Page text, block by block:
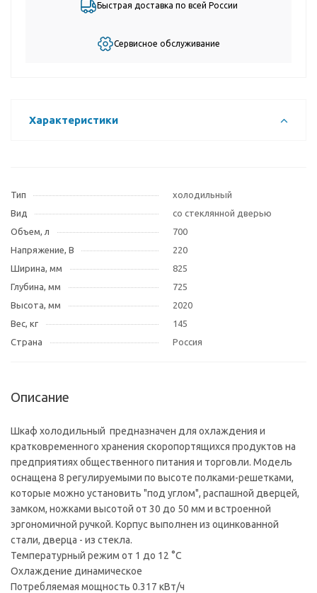
Быстрая доставка по всей России
Сервисное обслуживание
Характеристики
Тип
холодильный
Вид
со стеклянной дверью
Объем, л
700
Напряжение, В
220
Ширина, мм
825
Глубина, мм
725
Высота, мм
2020
Вес, кг
145
Страна
Россия
Описание
Шкаф холодильный предназначен для охлаждения и
кратковременного хранения скоропортящихся продуктов на
предприятиях общественного питания и торговли. Модель
оснащена 8 регулируемыми по высоте полками-решетками,
которые можно установить "под углом", распашной дверцей,
замком, ножками высотой от 30 до 50 мм и встроенной
эргономичной ручкой. Корпус выполнен из оцинкованной
стали, дверца - из стекла.
Температурный режим от 1 до 12 °C
Охлаждение динамическое
Потребляемая мощность 0.317 кВт/ч